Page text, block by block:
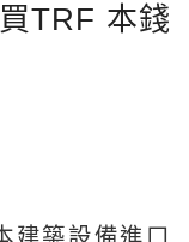
TRF 本錢
建築設備進口